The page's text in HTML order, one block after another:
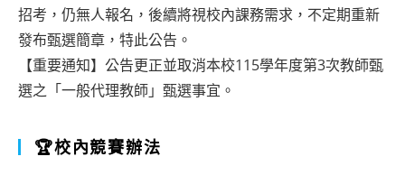
招考，仍無人報名，後續將視校內課務需求，不定期重新
發布甄選簡章，特此公告。
【重要通知】公告更正並取消本校115學年度第3次教師甄
選之「一般代理教師」甄選事宜。
🏆校內競賽辦法